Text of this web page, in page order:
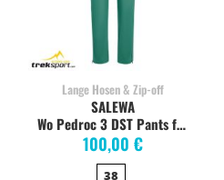
Lange Hosen & Zip-off
Wo Pedroc 3 DST Pants feldspar green
100,00 €
SALEWA
38